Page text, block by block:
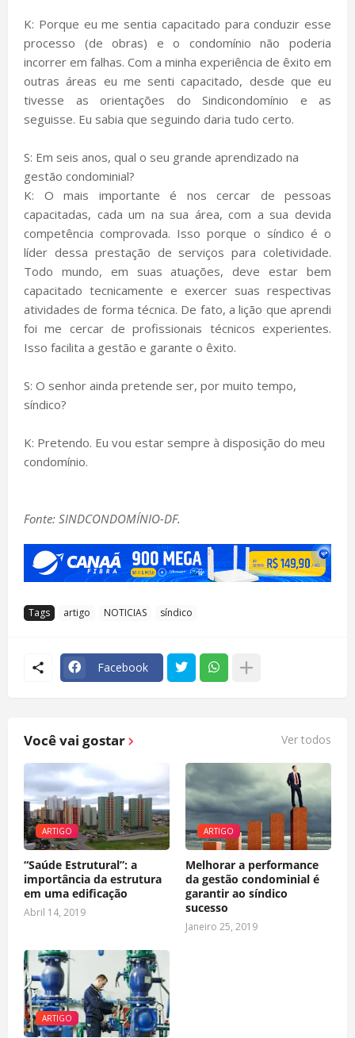
K: Porque eu me sentia capacitado para conduzir esse
processo (de obras) e o condomínio não poderia
incorrer em falhas. Com a minha experiência de êxito em
outras áreas eu me senti capacitado, desde que eu
tivesse as orientações do Sindicondomínio e as
seguisse. Eu sabia que seguindo daria tudo certo.
S: Em seis anos, qual o seu grande aprendizado na
gestão condominial?
K: O mais importante é nos cercar de pessoas
capacitadas, cada um na sua área, com a sua devida
competência comprovada. Isso porque o síndico é o
líder dessa prestação de serviços para coletividade.
Todo mundo, em suas atuações, deve estar bem
capacitado tecnicamente e exercer suas respectivas
atividades de forma técnica. De fato, a lição que aprendi
foi me cercar de profissionais técnicos experientes.
Isso facilita a gestão e garante o êxito.
S: O senhor ainda pretende ser, por muito tempo,
síndico?
K: Pretendo. Eu vou estar sempre à disposição do meu
condomínio.
Fonte: SINDCONDOMÍNIO-DF.
Tags artigo NOTICIAS síndico
Facebook
Você vai gostar Ver todos
ARTIGO
“Saúde Estrutural”: a
importância da estrutura
em uma edificação
Abril 14, 2019
ARTIGO
Melhorar a performance
da gestão condominial é
garantir ao síndico
sucesso
Janeiro 25, 2019
ARTIGO